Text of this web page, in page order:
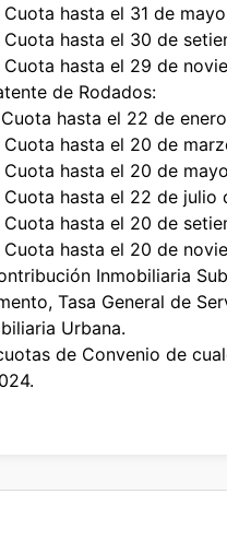
Cuota hasta el 31 de
Cuota hasta el 30 de
Cuota hasta el 29 de
de Rodados:
Cuota hasta el 22 de
Cuota hasta el 20 de
Cuota hasta el 20 de
Cuota hasta el 22 de julio
Cuota hasta el 20 de
Cuota hasta el 20 de
Inmobiliaria
Tasa General de
Urbana.
de Convenio de